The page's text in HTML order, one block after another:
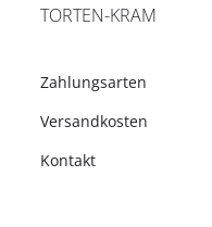
TORTEN-KRAM
Zahlungsarten
Versandkosten
Kontakt